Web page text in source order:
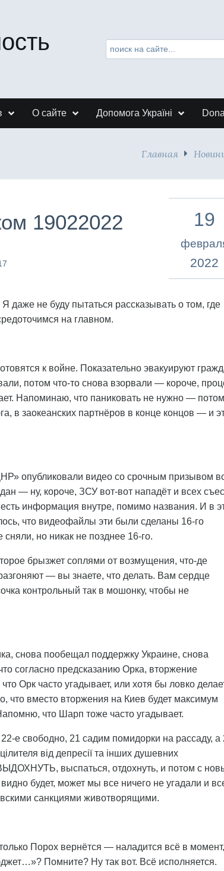
О сайте Допомога Україні
Главная
19022022 19
2022
не буду пытаться рассказывать о том, где
на главном.
к войне. Показательно эвакуируют
потом что-то снова взорвали — короче,
Напоминаю, что паниковать не нужно —
в заокеанских партнёров в конце концов — и
опубликовали видео со срочным призывом
— ну, короче, ЗСУ вот-вот нападёт и всех
информация внутре, помимо названия. И в
что видеофайлы эти были сделаны 16-го
но никак не позднее 16-го.
брызжет соплями от возмущения, что-де
— вы знаете, что делать. Вам сердце
контрольный так в мошонку, чтобы не
снова пообещал поддержку Украине, снова
согласно предсказанию Орка, вторжение
Орк часто угадывает, или хотя бы ловко
что вместо вторжения на Киев будет максимум
что Шарп тоже часто угадывает.
е свободно, 21 садим помидорки на рассаду, а
від депресії та інших душевних
выспаться, отдохнуть, и потом с
будет, может мы все ничего не угадали и
санкциями животворящими.
Порох вернётся — наладится всё в момент,
Помните? Ну так вот. Всё исполняется.